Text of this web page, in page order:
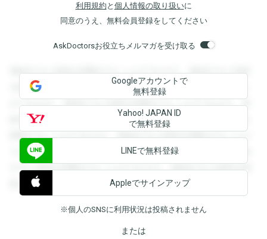
利用規約 と 個人情報の取り扱いに
同意のうえ、無料会員登録をしてください
AskDoctorsお役立ちメルマガを受け取る
登録すると回答を閲覧することができます。登録すると回答
を閲覧することができます。登録すると回答を閲覧すること
ができます。登録すると回答を閲覧することができます。登
録すると回答を閲覧することができます。登録すると回答を
閲覧することができます。登録すると回答を閲覧することが
できます。登録すると回答を閲覧することができます。登録
すると回答を閲覧することができます。登録すると回答を閲
覧することができます。
Googleアカウントで
無料登録
Yahoo! JAPAN ID
で無料登録
LINEで無料登録
Appleでサインアップ
※個人のSNSに利用状況は投稿されません
または